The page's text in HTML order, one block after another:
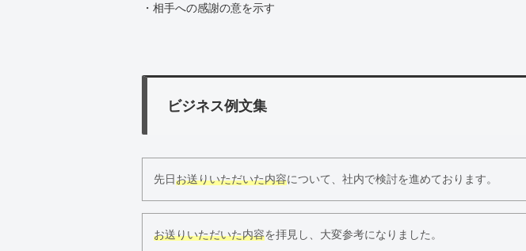
・相手への感謝の意を示す
ビジネス例文集
先日お送りいただいた内容について、社内で検討を進めております。
お送りいただいた内容を拝見し、大変参考になりました。